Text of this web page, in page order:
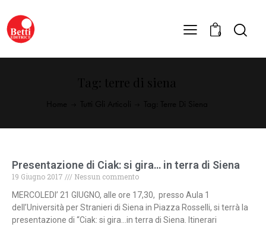
0
Presentazione di Ciak: si gira… in terra di Siena
19 Giugno 2017
Nessun commento
MERCOLEDI’ 21 GIUGNO, alle ore 17,30, presso Aula 1
dell’Università per Stranieri di Siena in Piazza Rosselli, si terrà la
presentazione di “Ciak: si gira…in terra di Siena. Itinerari